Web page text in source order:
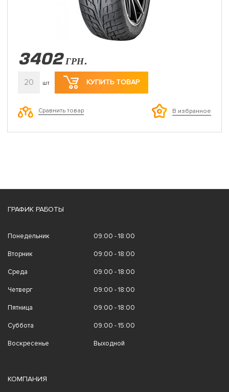
3402 ГРН.
20 шт КУПИТЬ ТОВАР
Сравнить товар В избранное
ГРАФИК РАБОТЫ
Понедельник 09:00 - 18:00
Вторник 09:00 - 18:00
Среда 09:00 - 18:00
Четверг 09:00 - 18:00
Пятница 09:00 - 18:00
Суббота 09:00 - 15:00
Воскресенье Выходной
КОМПАНИЯ